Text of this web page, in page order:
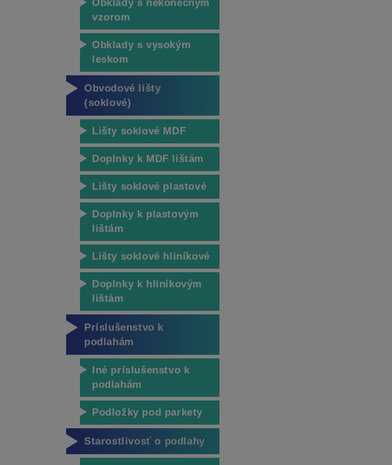
Obklady s nekonečným
vzorom
Obklady s vysokým
leskom
Obvodové lišty
(soklové)
Lišty soklové MDF
Doplnky k MDF lištám
Lišty soklové plastové
Doplnky k plastovým
lištám
Lišty soklové hliníkové
Doplnky k hliníkovým
lištám
Príslušenstvo k
podlahám
Iné príslušenstvo k
podlahám
Podložky pod parkety
Starostlivosť o podlahy